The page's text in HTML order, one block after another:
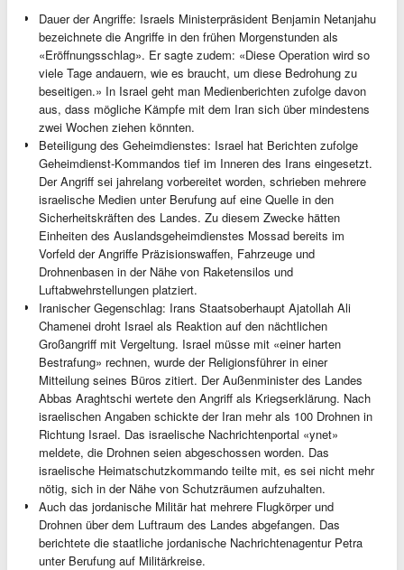
Dauer der Angriffe: Israels Ministerpräsident Benjamin Netanjahu
bezeichnete die Angriffe in den frühen Morgenstunden als
«Eröffnungsschlag». Er sagte zudem: «Diese Operation wird so
viele Tage andauern, wie es braucht, um diese Bedrohung zu
beseitigen.» In Israel geht man Medienberichten zufolge davon
aus, dass mögliche Kämpfe mit dem Iran sich über mindestens
zwei Wochen ziehen könnten.
Beteiligung des Geheimdienstes: Israel hat Berichten zufolge
Geheimdienst-Kommandos tief im Inneren des Irans eingesetzt.
Der Angriff sei jahrelang vorbereitet worden, schrieben mehrere
israelische Medien unter Berufung auf eine Quelle in den
Sicherheitskräften des Landes. Zu diesem Zwecke hätten
Einheiten des Auslandsgeheimdienstes Mossad bereits im
Vorfeld der Angriffe Präzisionswaffen, Fahrzeuge und
Drohnenbasen in der Nähe von Raketensilos und
Luftabwehrstellungen platziert.
Iranischer Gegenschlag: Irans Staatsoberhaupt Ajatollah Ali
Chamenei droht Israel als Reaktion auf den nächtlichen
Großangriff mit Vergeltung. Israel müsse mit «einer harten
Bestrafung» rechnen, wurde der Religionsführer in einer
Mitteilung seines Büros zitiert. Der Außenminister des Landes
Abbas Araghtschi wertete den Angriff als Kriegserklärung. Nach
israelischen Angaben schickte der Iran mehr als 100 Drohnen in
Richtung Israel. Das israelische Nachrichtenportal «ynet»
meldete, die Drohnen seien abgeschossen worden. Das
israelische Heimatschutzkommando teilte mit, es sei nicht mehr
nötig, sich in der Nähe von Schutzräumen aufzuhalten.
Auch das jordanische Militär hat mehrere Flugkörper und
Drohnen über dem Luftraum des Landes abgefangen. Das
berichtete die staatliche jordanische Nachrichtenagentur Petra
unter Berufung auf Militärkreise.